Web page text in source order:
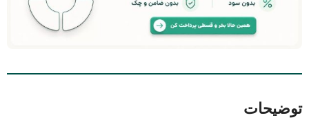
توضیحات